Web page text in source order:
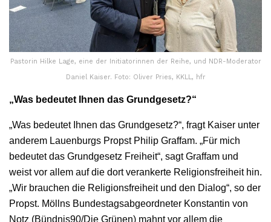
Pastorin Hilke Lage, eine der Initiatorinnen der Reihe, und NDR-Moderator
Daniel Kaiser. Foto: Oliver Pries, KKLL, hfr
„Was bedeutet Ihnen das Grundgesetz?“
„Was bedeutet Ihnen das Grundgesetz?“, fragt Kaiser unter
anderem Lauenburgs Propst Philip Graffam. „Für mich
bedeutet das Grundgesetz Freiheit“, sagt Graffam und
weist vor allem auf die dort verankerte Religionsfreiheit hin.
„Wir brauchen die Religionsfreiheit und den Dialog“, so der
Propst. Möllns Bundestagsabgeordneter Konstantin von
Notz (Bündnis90/Die Grünen) mahnt vor allem die